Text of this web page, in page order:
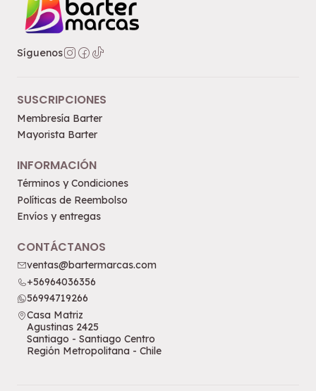
Síguenos
SUSCRIPCIONES
Membresía Barter
Mayorista Barter
INFORMACIÓN
Términos y Condiciones
Políticas de Reembolso
Envíos y entregas
CONTÁCTANOS
ventas@bartermarcas.com
+56964036356
56994719266
Casa Matriz
Agustinas 2425
Santiago - Santiago Centro
Región Metropolitana - Chile